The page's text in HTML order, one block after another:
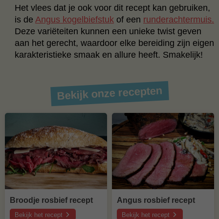
Het vlees dat je ook voor dit recept kan gebruiken,
is de Angus kogelbiefstuk of een runderachtermuis.
Deze variëteiten kunnen een unieke twist geven
aan het gerecht, waardoor elke bereiding zijn eigen
karakteristieke smaak en allure heeft. Smakelijk!
Bekijk onze recepten
Broodje rosbief recept
Bekijk het recept
over
Angus rosbief recept
Bekijk het recept
over